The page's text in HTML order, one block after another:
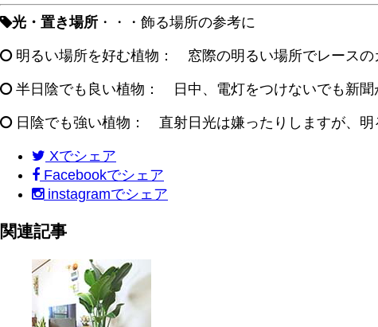
光・置き場所 ・・・飾る場所の参考に
明るい場所を好む植物： 窓際の明るい場所でレースの
半日陰でも良い植物： 日中、電灯をつけないでも新聞
日陰でも強い植物： 直射日光は嫌ったりしますが、明
Xでシェア
Facebookでシェア
instagramでシェア
関連記事